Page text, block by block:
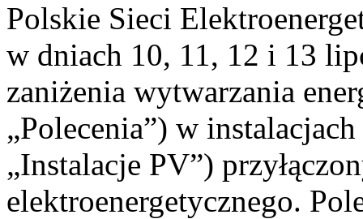
Polskie Sieci
w dniach 10, 11, 12 i 13
zaniżenia wytwarzania
„Polecenia”) w
„Instalacje PV”)
elektroenergetycznego.